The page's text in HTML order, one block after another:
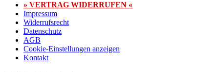
» VERTRAG WIDERRUFEN «
Impressum
Widerrufsrecht
Datenschutz
AGB
Cookie-Einstellungen anzeigen
Kontakt